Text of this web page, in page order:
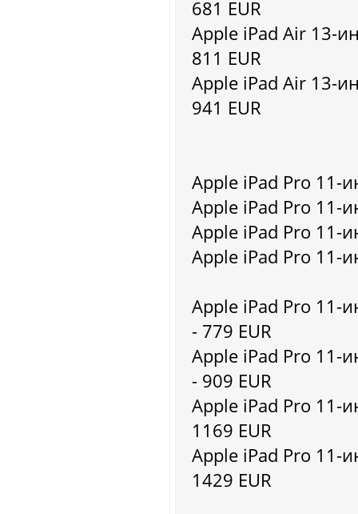
681 EUR
Apple iPad Air 13-
811 EUR
Apple iPad Air 13-
941 EUR
Apple iPad Pro 11-
Apple iPad Pro 11-
Apple iPad Pro 11-
Apple iPad Pro 11-
Apple iPad Pro 11-
- 779 EUR
Apple iPad Pro 11-
- 909 EUR
Apple iPad Pro 11-
1169 EUR
Apple iPad Pro 11-
1429 EUR